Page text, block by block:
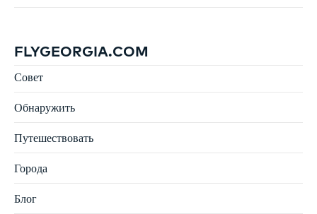
FLYGEORGIA.COM
Совет
Обнаружить
Путешествовать
Города
Блог